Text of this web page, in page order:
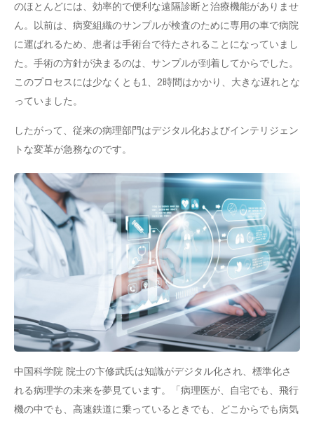
のほとんどには、効率的で便利な遠隔診断と治療機能がありませ
ん。以前は、病変組織のサンプルが検査のために専用の車で病院
に運ばれるため、患者は手術台で待たされることになっていまし
た。手術の方針が決まるのは、サンプルが到着してからでした。
このプロセスには少なくとも1、2時間はかかり、大きな遅れとな
っていました。
したがって、従来の病理部門はデジタル化およびインテリジェン
トな変革が急務なのです。
中国科学院 院士の卞修武氏は知識がデジタル化され、標準化さ
れる病理学の未来を夢見ています。「病理医が、自宅でも、飛行
機の中でも、高速鉄道に乗っているときでも、どこからでも病気